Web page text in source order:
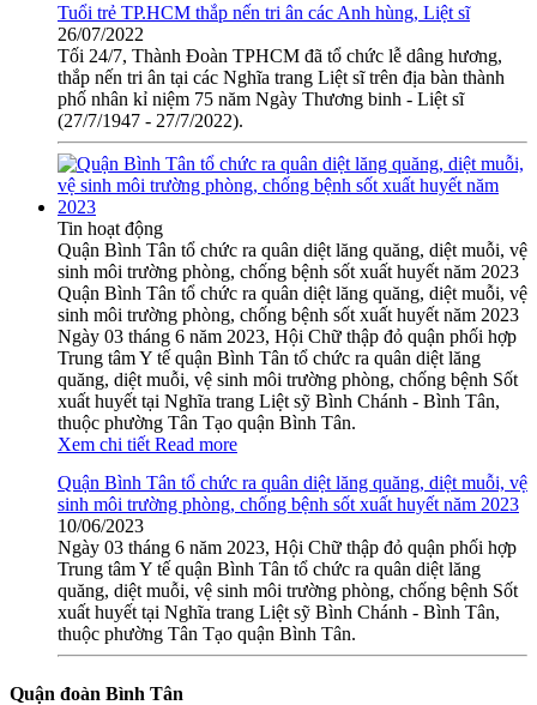
Tuổi trẻ TP.HCM thắp nến tri ân các Anh hùng, Liệt sĩ
26/07/2022
Tối 24/7, Thành Đoàn TPHCM đã tổ chức lễ dâng hương,
thắp nến tri ân tại các Nghĩa trang Liệt sĩ trên địa bàn thành
phố nhân kỉ niệm 75 năm Ngày Thương binh - Liệt sĩ
(27/7/1947 - 27/7/2022).
Tin hoạt động
Quận Bình Tân tổ chức ra quân diệt lăng quăng, diệt muỗi, vệ
sinh môi trường phòng, chống bệnh sốt xuất huyết năm 2023
Quận Bình Tân tổ chức ra quân diệt lăng quăng, diệt muỗi, vệ
sinh môi trường phòng, chống bệnh sốt xuất huyết năm 2023
Ngày 03 tháng 6 năm 2023, Hội Chữ thập đỏ quận phối hợp
Trung tâm Y tế quận Bình Tân tổ chức ra quân diệt lăng
quăng, diệt muỗi, vệ sinh môi trường phòng, chống bệnh Sốt
xuất huyết tại Nghĩa trang Liệt sỹ Bình Chánh - Bình Tân,
thuộc phường Tân Tạo quận Bình Tân.
Xem chi tiết Read more
Quận Bình Tân tổ chức ra quân diệt lăng quăng, diệt muỗi, vệ
sinh môi trường phòng, chống bệnh sốt xuất huyết năm 2023
10/06/2023
Ngày 03 tháng 6 năm 2023, Hội Chữ thập đỏ quận phối hợp
Trung tâm Y tế quận Bình Tân tổ chức ra quân diệt lăng
quăng, diệt muỗi, vệ sinh môi trường phòng, chống bệnh Sốt
xuất huyết tại Nghĩa trang Liệt sỹ Bình Chánh - Bình Tân,
thuộc phường Tân Tạo quận Bình Tân.
Quận đoàn Bình Tân